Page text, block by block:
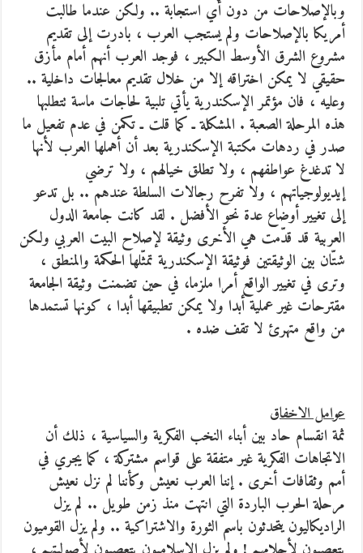
وبالإصلاحات من دون أي استجابة .. ولكن عندما طالبت
أمريكا بالإصلاحات ولم يستجب العرب ، بادرت إلى تقديم
مشروع الشرق الأوسط الكبير ، فوجد العرب أنهم أمام مأزق
حقيقي لا يمكن اختراقه إلا من خلال تقديم معالجات داخلية ..
وعليه ، فان مؤتمر الإسكندرية يأتي تلبية لحاجات ماسة تتطلبها
هذه المرحلة الصعبة . المشكلة ـ كما قلت ـ تكمن في عدم تفعيل ما
صدر في ردهات مكتبة الإسكندرية بعد أن أهملها العرب لأنها
لا تدغدغ عواطفهم ، ولا تطلق خيالهم ، ولا ترضي
إيديولوجياتهم ، ولا تفرح رجالات السلطة عندهم .. بل تدعو
إلى تغيير أوضاع عدة نحو الأفضل . لقد كانت جامعة الدول
العربية قد قدّمت هي الأخرى وثيقة لإصلاح البيت العربي ولكن
شتّان بين الوثيقتين فوثيقة الإسكندرية تمثّلها الحكمة والمنطق ،
وترى في تغيير الواقع أمرا ملزما، في حين تضمنت وثيقة الجامعة
مقترحات غير عملية أبدا ولا يمكن تطبيقها أبدا ، كونها تستمدها
من واقع متهرئ لا تقف ضده .
عوامل الاخفاق
ثمة انقسام حاد بين أبناء النخب الفكرية والسياسية ، ذلك أن
الاتجاهات الفكرية غير متفقة على قواسم مشتركة ، كما يجري في
أمم وثقافات أخرى . إننا العرب نعيش وكأننا لم نزل نعيش
مرحلة الحرب الباردة التي انتهت منذ زمن طويل .. لم يزل
الراديكاليون يتحدثون باسم الثورة والاشتراكية .. ولم يزل القوميون